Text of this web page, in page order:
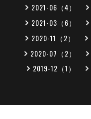
2021-06（4）
2021-03（6）
2020-11（2）
2020-07（2）
2019-12（1）